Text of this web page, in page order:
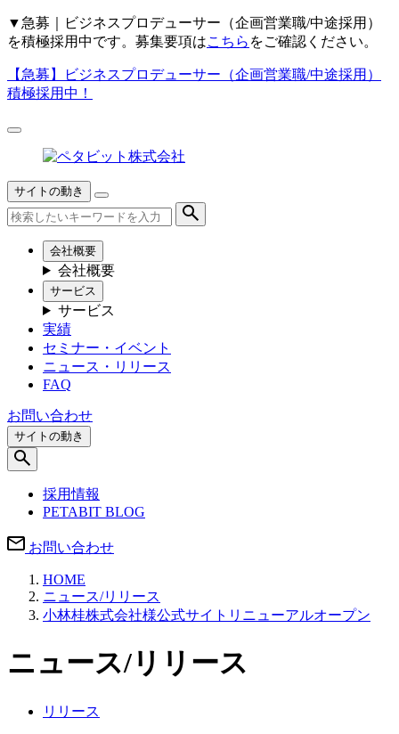
▼ 急募｜ビジネスプロデューサー（企画営業職/中途採用）
を積極採用中です。募集要項はこちら をご確認ください。
【急募】
ビジネスプロデューサー（企画営業職/中途採用）
積極採用中！
サイトの動き
会社概要
会社概要
サービス
サービス
実績
セミナー・イベント
ニュース・リリース
FAQ
お問い合わせ
サイトの動き
採用情報
PETABIT BLOG
お問い合わせ
HOME
ニュース/リリース
小林桂株式会社様公式サイトリニューアルオープン
ニュース/リリース
リリース